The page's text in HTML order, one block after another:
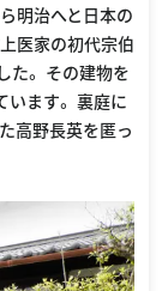
明治へと日本の
医家の初代宗伯
た。 その建物を
います。 裏庭に
高野長英を匿っ